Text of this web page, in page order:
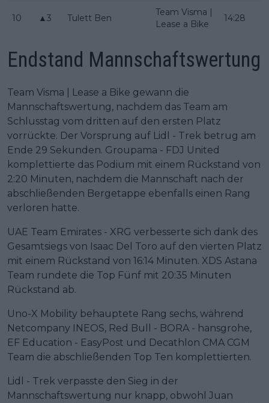
10 ▲3 Tulett Ben
Team Visma |
Lease a Bike
14:28
Endstand Mannschaftswertung
Team Visma | Lease a Bike gewann die
Mannschaftswertung, nachdem das Team am
Schlusstag vom dritten auf den ersten Platz
vorrückte. Der Vorsprung auf Lidl - Trek betrug am
Ende 29 Sekunden. Groupama - FDJ United
komplettierte das Podium mit einem Rückstand von
2:20 Minuten, nachdem die Mannschaft nach der
abschließenden Bergetappe ebenfalls einen Rang
verloren hatte.
UAE Team Emirates - XRG verbesserte sich dank des
Gesamtsiegs von Isaac Del Toro auf den vierten Platz
mit einem Rückstand von 16:14 Minuten. XDS Astana
Team rundete die Top Fünf mit 20:35 Minuten
Rückstand ab.
Uno-X Mobility behauptete Rang sechs, während
Netcompany INEOS, Red Bull - BORA - hansgrohe,
EF Education - EasyPost und Decathlon CMA CGM
Team die abschließenden Top Ten komplettierten.
Lidl - Trek verpasste den Sieg in der
Mannschaftswertung nur knapp, obwohl Juan